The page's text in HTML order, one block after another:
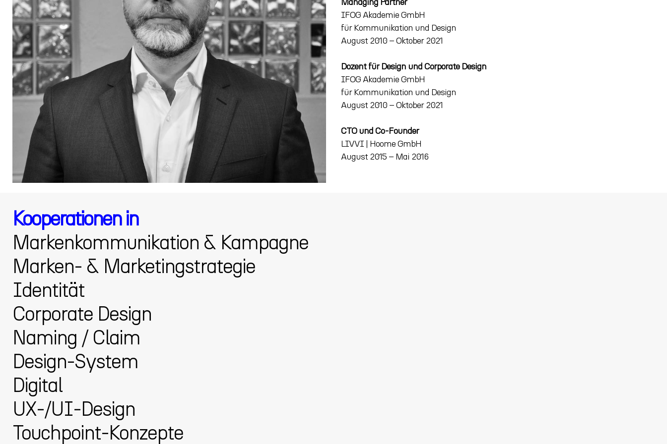
Managing Partner
IFOG Akademie GmbH
für Kommunikation und Design
August 2010 – Oktober 2021
Dozent für Design und Corporate Design
IFOG Akademie GmbH
für Kommunikation und Design
August 2010 – Oktober 2021
CTO und Co-Founder
LIVVI | Hoome GmbH
August 2015 – Mai 2016
Kooperationen in
Markenkommunikation & Kampagne
Marken- & Marketingstrategie
Identität
Corporate Design
Naming / Claim
Design-System
Digital
UX-/UI-Design
Touchpoint-Konzepte